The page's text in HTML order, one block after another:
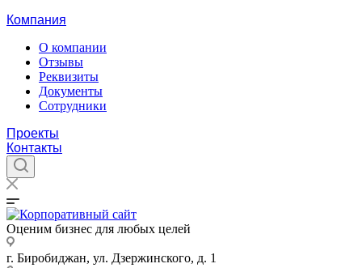
Компания
О компании
Отзывы
Реквизиты
Документы
Сотрудники
Проекты
Контакты
Оценим бизнес для любых целей
г. Биробиджан, ул. Дзержинского, д. 1